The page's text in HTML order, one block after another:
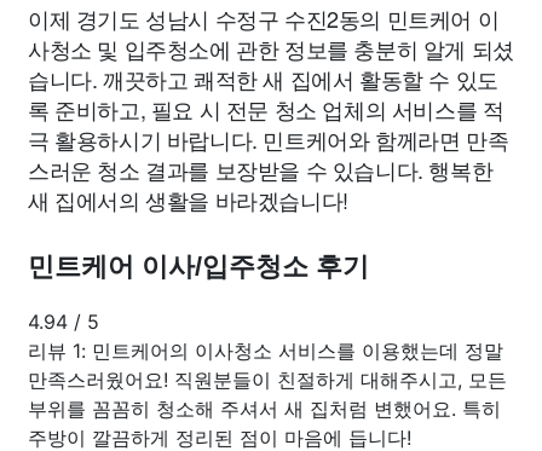
이제 경기도 성남시 수정구 수진2동의 민트케어 이
사청소 및 입주청소에 관한 정보를 충분히 알게 되셨
습니다. 깨끗하고 쾌적한 새 집에서 활동할 수 있도
록 준비하고, 필요 시 전문 청소 업체의 서비스를 적
극 활용하시기 바랍니다. 민트케어와 함께라면 만족
스러운 청소 결과를 보장받을 수 있습니다. 행복한
새 집에서의 생활을 바라겠습니다!
민트케어 이사/입주청소 후기
4.94 / 5
리뷰 1: 민트케어의 이사청소 서비스를 이용했는데 정말
만족스러웠어요! 직원분들이 친절하게 대해주시고, 모든
부위를 꼼꼼히 청소해 주셔서 새 집처럼 변했어요. 특히
주방이 깔끔하게 정리된 점이 마음에 듭니다!